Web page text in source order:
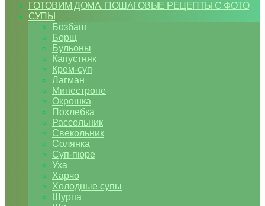
ГОТОВИМ ДОМА. ПОШАГОВЫЕ РЕЦЕПТЫ С ФОТО
СУПЫ
Бозбаш
Борщ
Бульоны
Капустняк
Крем-суп
Лагман
Минестроне
Окрошка
Похлебка
Рассольник
Свекольник
Солянка
Суп-пюре
Уха
Харчо
Холодные супы
Шурпа